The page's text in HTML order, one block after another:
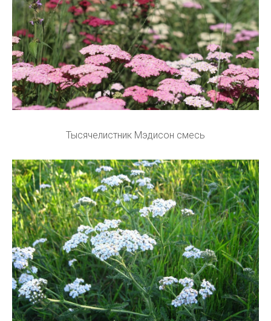
Тысячелистник Мэдисон смесь